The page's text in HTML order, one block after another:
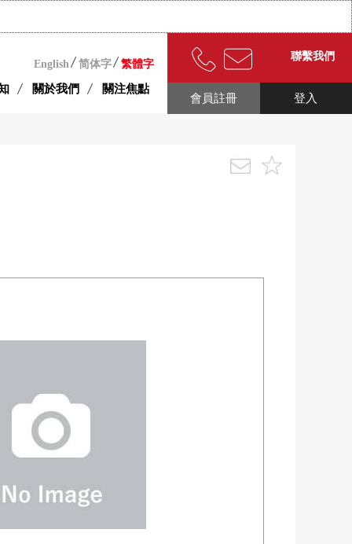
English 简体字 繁體字
關於我們 關注焦點
聯繫我們
登入
會員註冊